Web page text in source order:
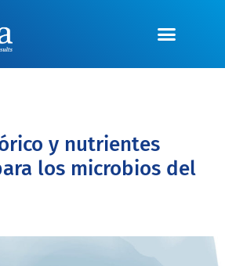
y nutrientes
los microbios del